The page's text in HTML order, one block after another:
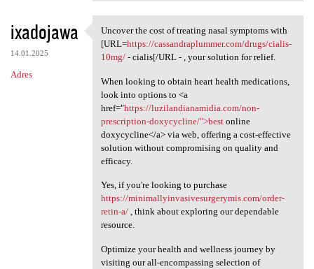
ixadojawa
14.01.2025
Adres
Uncover the cost of treating
Uncover the cost of treating nasal symptoms with
[URL=https://cassandraplummer.com/drugs/cialis-
10mg/- cialis[/URL - , your solution for relief.
When looking to obtain heart health medications,
look into options to <a
href="https://luzilandianamidia.com/non-
prescription-doxycycline/">bestonline
doxycycline</a> via web, offering a cost-effective
solution without compromising on quality and
efficacy.
Yes, if you're looking to purchase
https://minimallyinvasivesurgerymis.com/order-
retin-a/, think about exploring our dependable
resource.
Optimize your health and wellness journey by
visiting our all-encompassing selection of